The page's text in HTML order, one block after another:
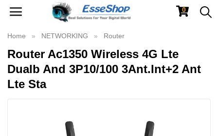
Toggle
0
Home NETWORKING Router
Router Ac1350 Wireless 4G Lte
Dualb And 3P10/100 3Ant.Int+2 Ant
Lte Sta